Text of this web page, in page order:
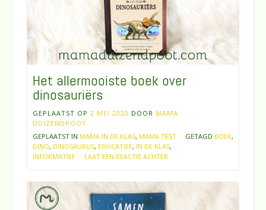
Het allermooiste boek over
dinosauriërs
GEPLAATST OP 2 MEI 2020 DOOR MAMA
DUIZENDPOOT
GEPLAATST IN MAMA IN DE KLAS, MAMA TEST GETAGD BOEK,
DINO, DINOSAURUS, EDUCATIEF, IN DE KLAS,
INFORMATIEF
LAAT EEN REACTIE ACHTER